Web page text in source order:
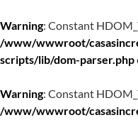
Warning: Constant
/www/wwwroot/
scripts/lib/dom-parser.php
Warning: Constant
/www/wwwroot/